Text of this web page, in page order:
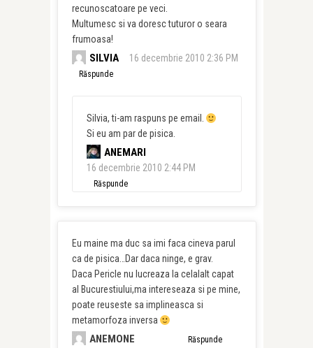
recunoscatoare pe veci.
Multumesc si va doresc tuturor o seara
frumoasa!
SILVIA 16 decembrie 2010 2:36 PM
Răspunde
Silvia, ti-am raspuns pe email.
Si eu am par de pisica.
ANEMARI
16 decembrie 2010 2:44 PM
Răspunde
Eu maine ma duc sa imi faca cineva parul
ca de pisica…Dar daca ninge, e grav.
Daca Pericle nu lucreaza la celalalt capat
al Bucurestiului,ma intereseaza si pe mine,
poate reuseste sa implineasca si
metamorfoza inversa
ANEMONE Răspunde